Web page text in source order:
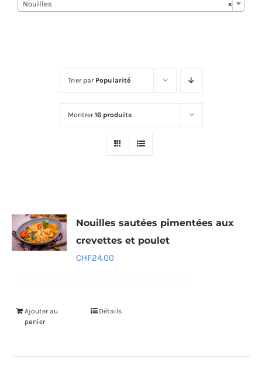
Trier par Popularité
Montrer16 produits
Nouilles sautées pimentées aux
crevettes et poulet
CHF24.00
Ajouter au
panier
Détails
×
Nouilles